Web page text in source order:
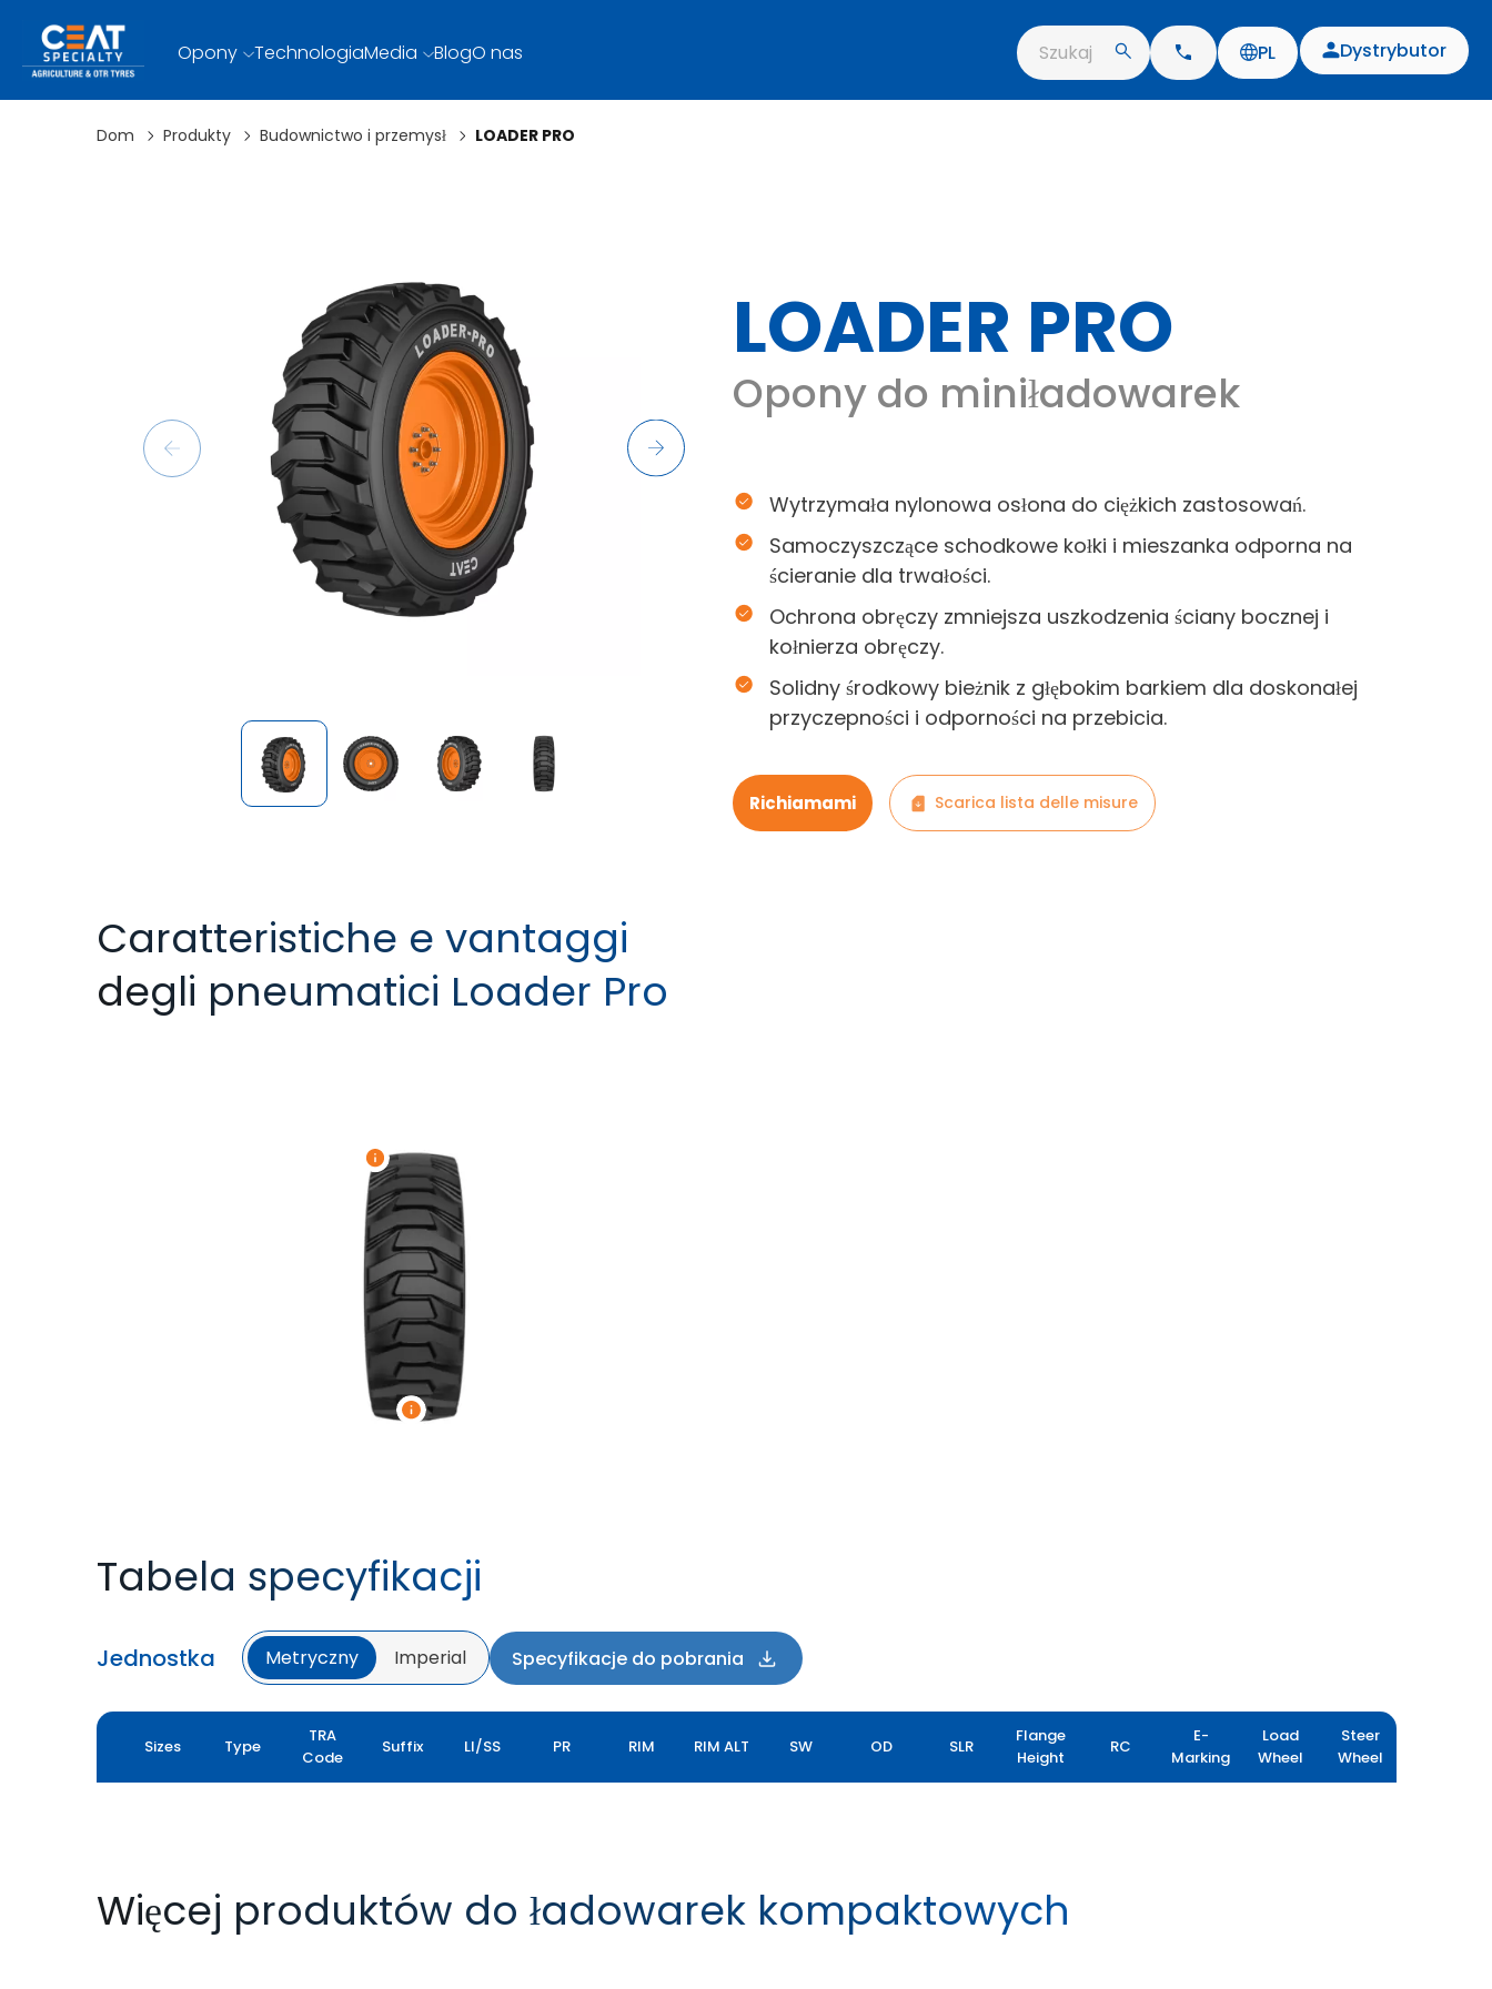
Opony TechnologiaMedia BlogO nas Szukaj PL Dystrybutor
Dom Produkty Budownictwo i przemysł LOADER PRO
Caratteristiche e vantaggi
degli pneumatici Loader Pro
LOADER PRO
Opony do miniładowarek
Wytrzymała nylonowa osłona do ciężkich zastosowań.
Samoczyszczące schodkowe kołki i mieszanka odporna na
ścieranie dla trwałości.
Ochrona obręczy zmniejsza uszkodzenia ściany bocznej i
kołnierza obręczy.
Solidny środkowy bieżnik z głębokim barkiem dla doskonałej
przyczepności i odporności na przebicia.
Richiamami Scarica lista delle misure
Tabela specyfikacji
Jednostka Metryczny Imperial Specyfikacje do pobrania
Sizes Type
TRA
Code
Suffix LI/SS PR RIM RIM ALT SW OD SLR
Flange
Height
RC
E-
Marking
Load
Wheel
Steer
Wheel
Więcej produktów do ładowarek kompaktowych